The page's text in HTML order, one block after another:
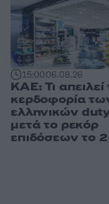
15:0006.08.26
ΚΑΕ: Τι απειλεί
κερδοφορία
ελληνικών
μετά το ρεκόρ
επιδόσεων το